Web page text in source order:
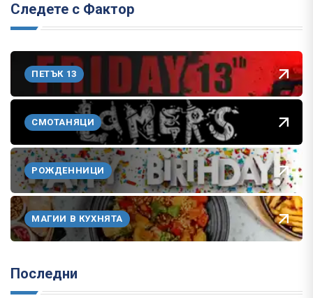
Следете с Фактор
ПЕТЪК 13
СМОТАНЯЦИ
РОЖДЕННИЦИ
МАГИИ В КУХНЯТА
Последни